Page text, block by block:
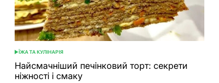
ОПУБЛІКУВАТИ
У
ЇЖА ТА КУЛІНАРІЯ
Найсмачніший печінковий торт: секрети
ніжності і смаку